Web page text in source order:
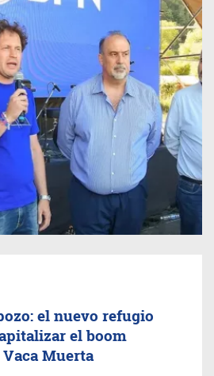
el nuevo refugio
el boom
Muerta